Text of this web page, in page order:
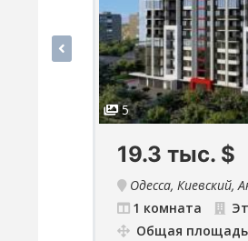
5
19.3 тыс. $
Одесса, Киевский,
1 комната
Общая